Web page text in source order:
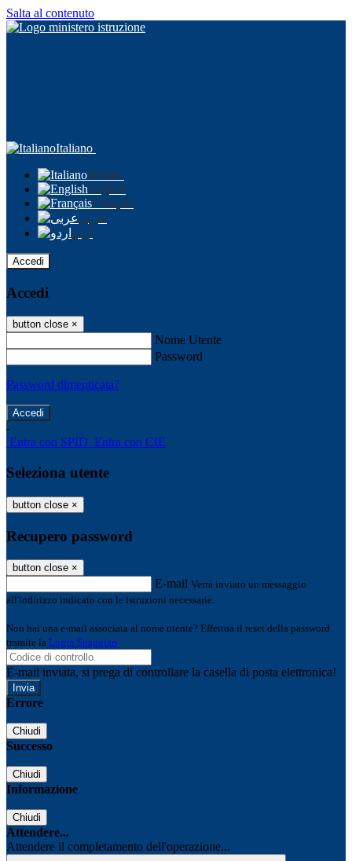
Salta al contenuto
Italiano
Italiano
English
Français
عربى
اردو
Accedi
Accedi
button close ×
Nome Utente
Password
Password dimenticata?
-
Entra con SPID Entra con CIE
Seleziona utente
button close ×
Recupero password
button close ×
E-mail Verrà inviato un messaggio
all'indirizzo indicato con le istruzioni necessarie.
Non hai una e-mail associata al nome utente? Effettua il reset della password
tramite la Login Spaggiari
E-mail inviata, si prega di controllare la casella di posta elettronica!
Errore
Chiudi
Successo
Chiudi
Informazione
Chiudi
Attendere...
Attendere il completamento dell'operazione...